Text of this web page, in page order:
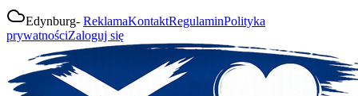
Edynburg- ReklamaKontaktRegulaminPolityka
prywatnościZaloguj się